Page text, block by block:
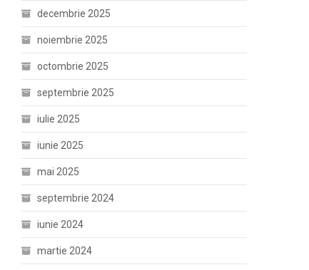
decembrie 2025
noiembrie 2025
octombrie 2025
septembrie 2025
iulie 2025
iunie 2025
mai 2025
septembrie 2024
iunie 2024
martie 2024